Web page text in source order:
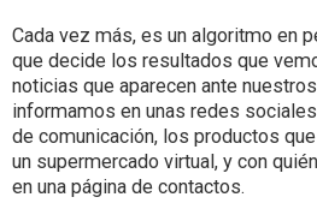
Cada vez más, es un algoritmo en
que decide los resultados que
noticias que aparecen ante
informamos en unas redes
de comunicación, los productos
un supermercado virtual, y con
en una página de contactos.